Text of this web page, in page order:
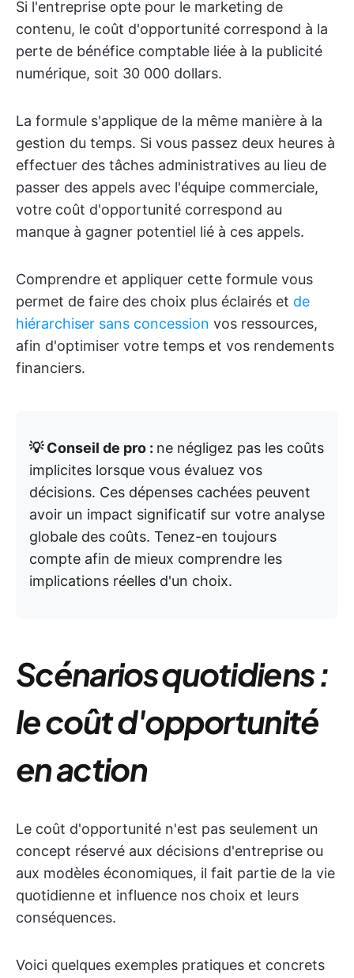
Si l'entreprise opte pour le marketing de
contenu, le coût d'opportunité correspond à la
perte de bénéfice comptable liée à la publicité
numérique, soit 30 000 dollars.
La formule s'applique de la même manière à la
gestion du temps. Si vous passez deux heures à
effectuer des tâches administratives au lieu de
passer des appels avec l'équipe commerciale,
votre coût d'opportunité correspond au
manque à gagner potentiel lié à ces appels.
Comprendre et appliquer cette formule vous
permet de faire des choix plus éclairés et de
hiérarchiser sans concession vos ressources,
afin d'optimiser votre temps et vos rendements
financiers.
💡 Conseil de pro : ne négligez pas les coûts
implicites lorsque vous évaluez vos
décisions. Ces dépenses cachées peuvent
avoir un impact significatif sur votre analyse
globale des coûts. Tenez-en toujours
compte afin de mieux comprendre les
implications réelles d'un choix.
Scénarios quotidiens :
le coût d'opportunité
en action
Le coût d'opportunité n'est pas seulement un
concept réservé aux décisions d'entreprise ou
aux modèles économiques, il fait partie de la vie
quotidienne et influence nos choix et leurs
conséquences.
Voici quelques exemples pratiques et concrets